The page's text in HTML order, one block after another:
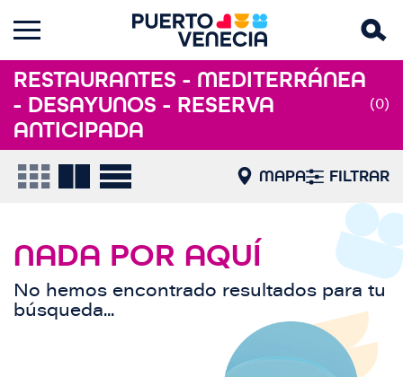
RESTAURANTES - MEDITERRÁNEA
- DESAYUNOS - RESERVA
ANTICIPADA
(0)
MAPA FILTRAR
NADA POR AQUÍ
No hemos encontrado resultados para tu
búsqueda...